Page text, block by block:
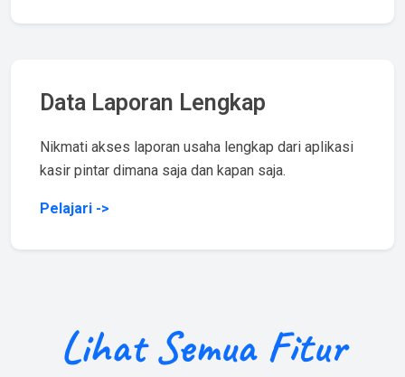
Data Laporan Lengkap
Nikmati akses laporan usaha lengkap dari aplikasi
kasir pintar dimana saja dan kapan saja.
Pelajari ->
Lihat Semua Fitur